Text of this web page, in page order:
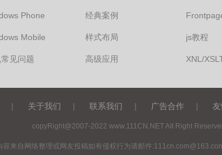
Phone
Mobile
见问题
经典案例
样式布局
高级应用
js教程
XNL/
| 关于我们 | 联系我们 | 广告合作 |
copyRight@2007-2022 www.111CN.NET AII Right
容来自网络整理或网友投稿如有侵权行为请邮件: